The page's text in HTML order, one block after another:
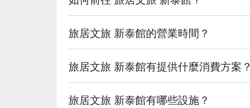
旅居文旅 新泰館的營業時間？
旅居文旅 新泰館有提供什麼消費方案？
旅居文旅 新泰館有哪些設施？